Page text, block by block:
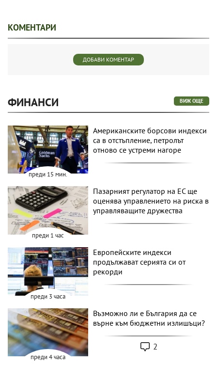
КОМЕНТАРИ
ДОБАВИ КОМЕНТАР
ФИНАНСИ ВИЖ ОЩЕ
преди 15 мин.
Американските борсови индекси
са в отстъпление, петролът
отново се устреми нагоре
преди 1 час
Пазарният регулатор на ЕС ще
оценява управлението на риска в
управляващите дружества
преди 3 часа
Европейските индекси
продължават серията си от
рекорди
преди 4 часа
Възможно ли е България да се
върне към бюджетни излишъци?
2